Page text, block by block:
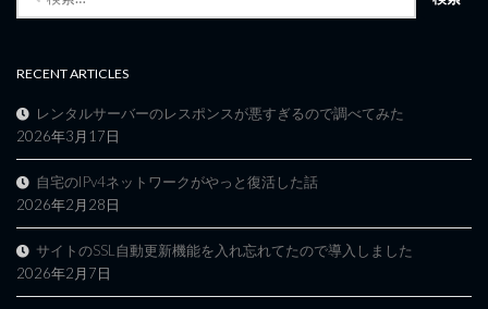
RECENT ARTICLES
レンタルサーバーのレスポンスが悪すぎるので調べてみた
2026年3月17日
自宅のIPv4ネットワークがやっと復活した話
2026年2月28日
サイトのSSL自動更新機能を入れ忘れてたので導入しました
2026年2月7日